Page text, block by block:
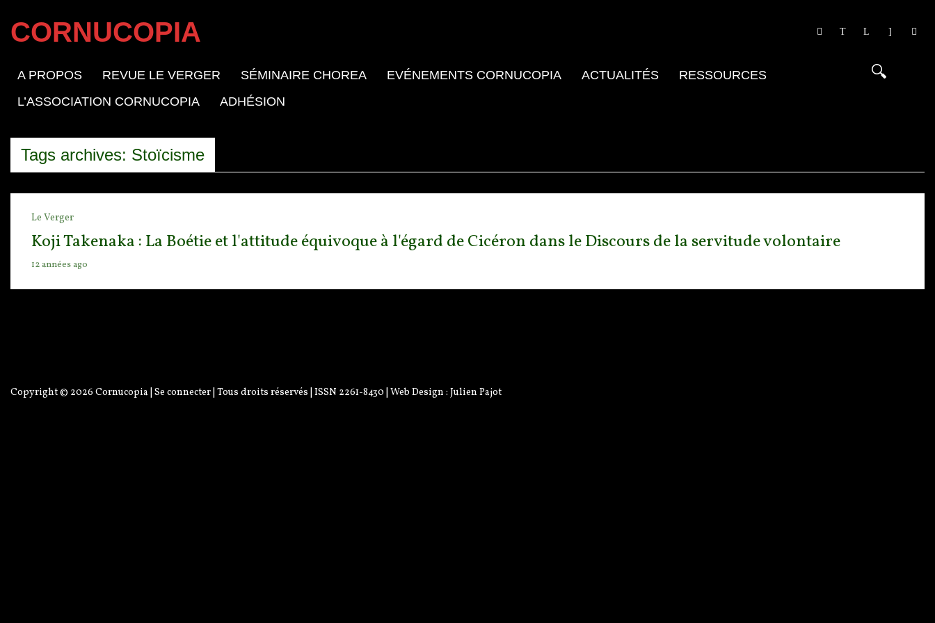
CORNUCOPIA
A PROPOS REVUE LE VERGER SÉMINAIRE CHOREA EVÉNEMENTS CORNUCOPIA ACTUALITÉS
RESSOURCES
L’ASSOCIATION CORNUCOPIA
ADHÉSION
Tags archives: Stoïcisme
Le Verger
Koji Takenaka : La Boétie et l'attitude équivoque à l'égard de Cicéron dans le Discours de la servitude volontaire
12 années ago
Copyright © 2026 Cornucopia Se connecter | Tous droits réservés | ISSN 2261-8430 | Web Design : Julien Pajot